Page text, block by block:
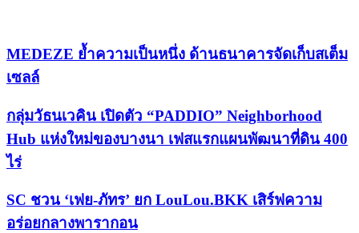
MEDEZE ย้ำความเป็นหนึ่ง ด้านธนาคารจัดเก็บสเต็ม
เซลล์
กลุ่มวัธนเวคิน เปิดตัว “PADDIO” Neighborhood
Hub แห่งใหม่ของบางนา เฟสแรกแผนพัฒนาที่ดิน 400
ไร่
SC ชวน ‘เฟย-ภัทร’ ยก LouLou.BKK เสิร์ฟความ
อร่อยกลางพารากอน